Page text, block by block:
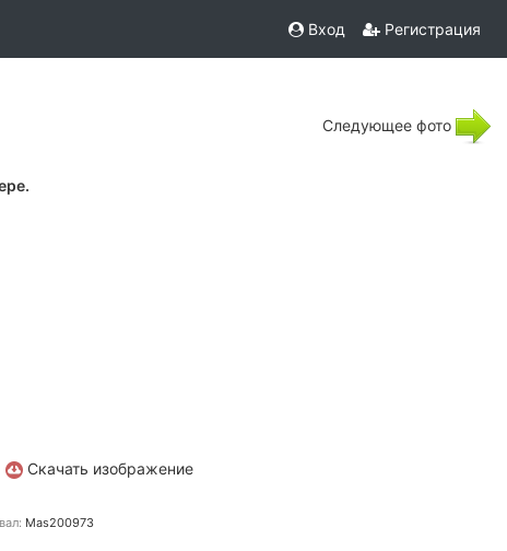
Вход Регистрация
Следующее фото
Скачать изображение
Mas200973